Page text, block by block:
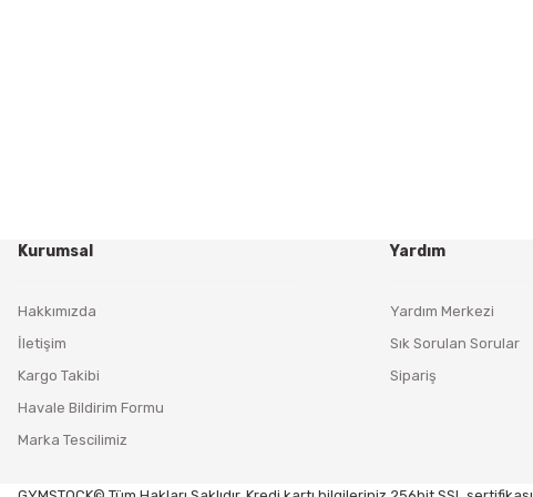
Kurumsal
Hakkımızda
İletişim
Kargo Takibi
Havale Bildirim Formu
Marka Tescilimiz
Yardım
Yardım Merkezi
Sık Sorulan Sorular
Sipariş